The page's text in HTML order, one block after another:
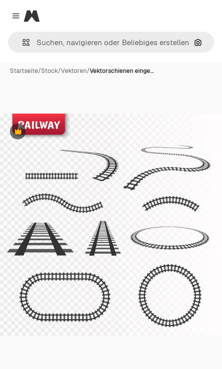
Close menu
Magnific
Nach
Startseite/Stock/Vektoren/Vektorschienen einge…
Premium